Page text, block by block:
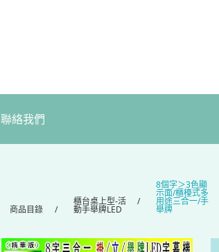
聯絡我們
商品目錄
櫃台桌上型-活
動手舉牌LED
8個字＞3色顯
示面/櫃檯式多
用途三合一/手
舉牌